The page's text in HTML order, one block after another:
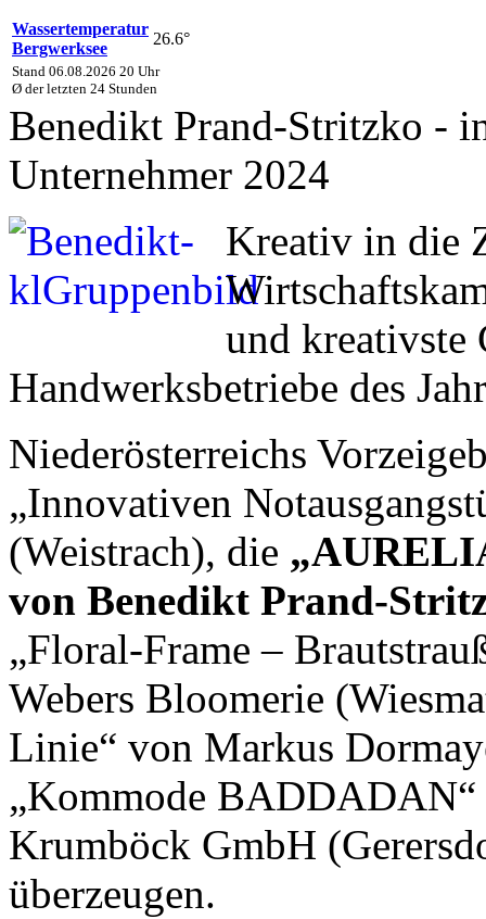
Wassertemperatur
Bergwerksee
26.6°
Stand 06.08.2026 20 Uhr
Ø der letzten 24 Stunden
Benedikt Prand-Stritzko -
Unternehmer 2024
Kreativ in die
und kreativste
Handwerksbetriebe des
Niederösterreichs
„Innovativen
(Weistrach), die
von Benedikt Prand-
„Floral-Frame –
Webers Bloomerie
Linie“ von Markus
„Kommode
Krumböck GmbH
überzeugen.